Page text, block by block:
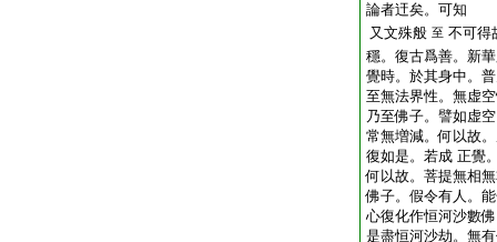
論者迀矣。可知
又文殊般 至 不可
穩。復古爲善。新
覺時。於其身中。
至無法界性。無虚
乃至佛子。譬如虚
常無増減。何以故
復如是。若成 正覺
何以故。菩提無相
佛子。假令有人。
心復化作恒河沙數
是盡恒河沙劫。無